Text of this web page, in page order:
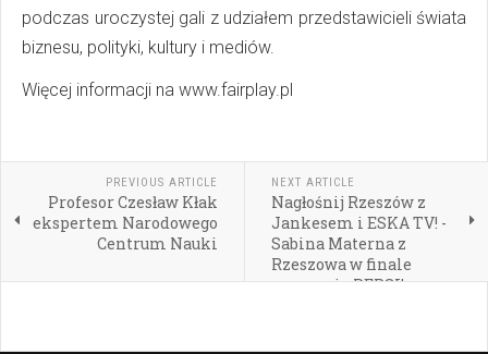
podczas uroczystej gali z udziałem przedstawicieli świata
biznesu, polityki, kultury i mediów.
Więcej informacji na www.fairplay.pl
PREVIOUS ARTICLE
Profesor Czesław Kłak
ekspertem Narodowego
Centrum Nauki
NEXT ARTICLE
Nagłośnij Rzeszów z
Jankesem i ESKA TV! -
Sabina Materna z
Rzeszowa w finale
wyzwania PEPSI!